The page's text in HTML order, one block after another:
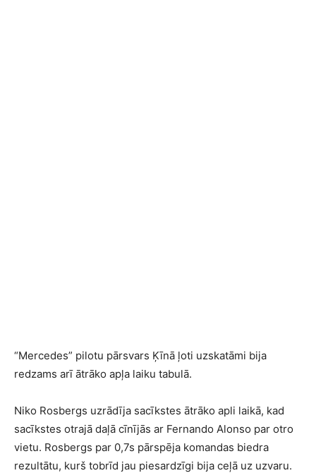
“Mercedes” pilotu pārsvars Ķīnā ļoti uzskatāmi bija
redzams arī ātrāko apļa laiku tabulā.
Niko Rosbergs uzrādīja sacīkstes ātrāko apli laikā, kad
sacīkstes otrajā daļā cīnījās ar Fernando Alonso par otro
vietu. Rosbergs par 0,7s pārspēja komandas biedra
rezultātu, kurš tobrīd jau piesardzīgi bija ceļā uz uzvaru.